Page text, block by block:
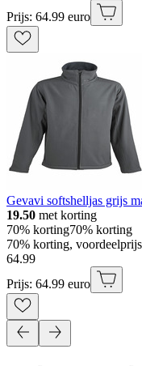
Prijs: 64.99 euro
Gevavi softshelljas grijs
19.50 met korting
70% korting70% korting
70% korting,
64.99
Prijs: 64.99 euro